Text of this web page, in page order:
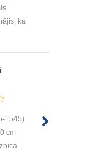
ka
1545)
cm